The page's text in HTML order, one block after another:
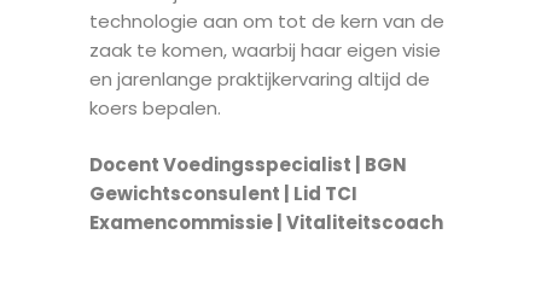
technologie aan om tot de kern van de
zaak te komen, waarbij haar eigen visie
en jarenlange praktijkervaring altijd de
koers bepalen.
Docent Voedingsspecialist | BGN
Gewichtsconsulent | Lid TCI
Examencommissie | Vitaliteitscoach